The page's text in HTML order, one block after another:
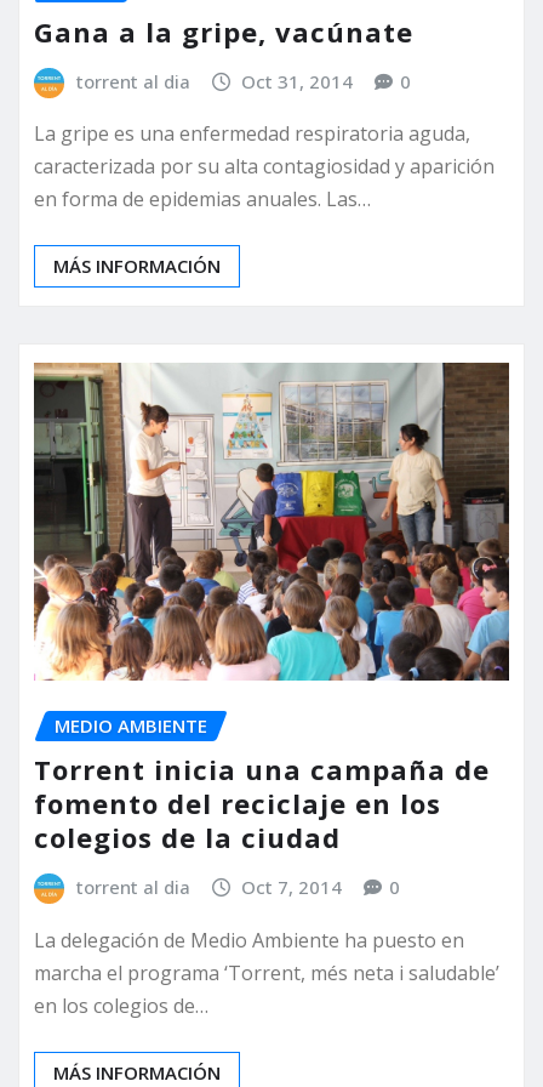
Gana a la gripe, vacúnate
torrent al dia Oct 31, 2014 0
La gripe es una enfermedad respiratoria aguda,
caracterizada por su alta contagiosidad y aparición
en forma de epidemias anuales. Las…
MÁS INFORMACIÓN
MEDIO AMBIENTE
Torrent inicia una campaña de
fomento del reciclaje en los
colegios de la ciudad
torrent al dia Oct 7, 2014 0
La delegación de Medio Ambiente ha puesto en
marcha el programa ‘Torrent, més neta i saludable’
en los colegios de…
MÁS INFORMACIÓN